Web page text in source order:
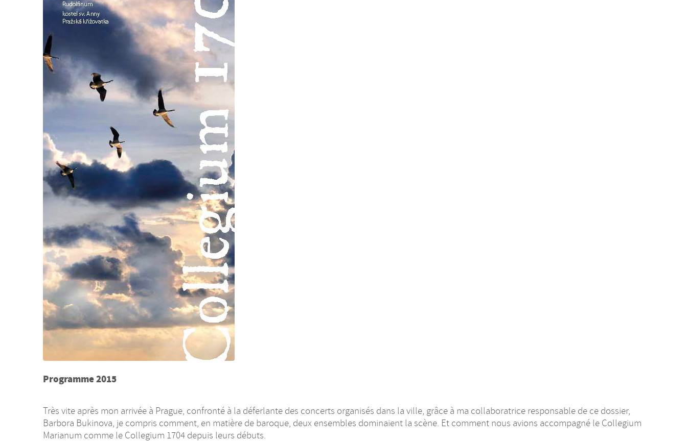
Programme 2015
Très vite après mon arrivée à Prague, confronté à la déferlante des concerts organisés dans la ville, grâce à ma collaboratrice responsable de ce dossier,
Barbora Bukinova, je compris comment, en matière de baroque, deux ensembles dominaient la scène. Et comment nous avions accompagné le Collegium
Marianum comme le Collegium 1704 depuis leurs débuts.